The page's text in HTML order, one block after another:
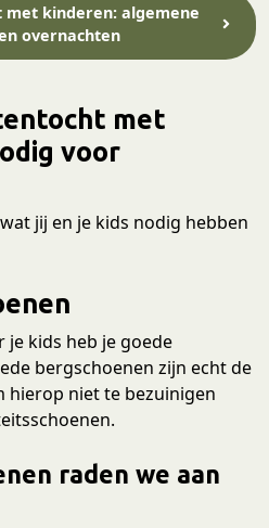
met kinderen: algemene
overnachten
met
voor
jij en je kids nodig hebben
je kids heb je goede
bergschoenen zijn echt de
hierop niet te bezuinigen
raden we aan